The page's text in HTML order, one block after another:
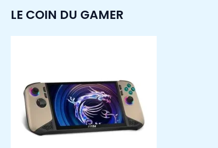
LE COIN DU GAMER